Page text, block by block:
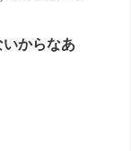
いからなあ